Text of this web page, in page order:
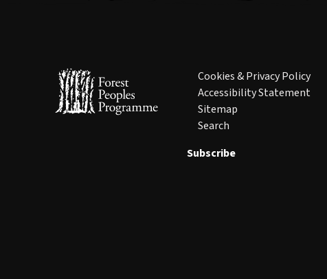
Cookies & Privacy Policy
Accessibility Statement
Sitemap
Search
Subscribe